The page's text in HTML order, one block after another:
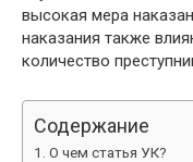
высокая мера
наказания также
количество
Содержание
О чем статья УК?